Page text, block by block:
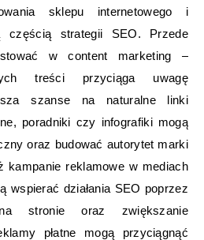
sklepu internetowego i
częścią strategii SEO. Przede
w content marketing –
treści przyciąga uwagę
szanse na naturalne linki
poradniki czy infografiki mogą
oraz budować autorytet marki
kampanie reklamowe w mediach
wspierać działania SEO poprzez
stronie oraz zwiększanie
płatne mogą przyciągnąć